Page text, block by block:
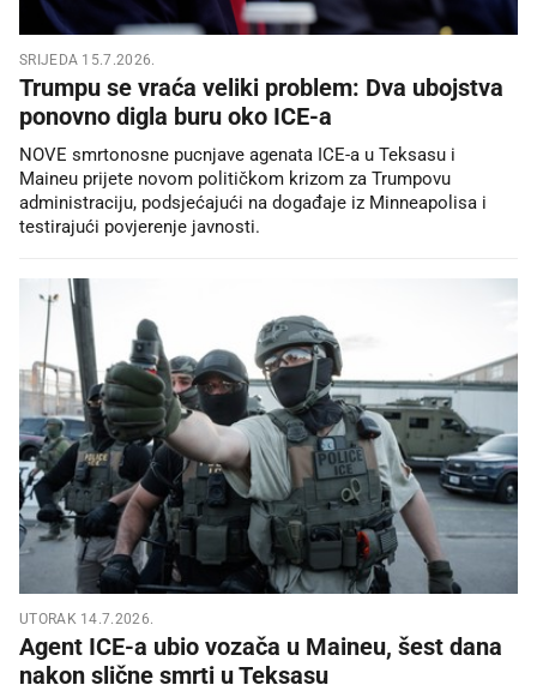
SRIJEDA 15.7.2026.
Trumpu se vraća veliki problem: Dva ubojstva
ponovno digla buru oko ICE-a
NOVE smrtonosne pucnjave agenata ICE-a u Teksasu i
Maineu prijete novom političkom krizom za Trumpovu
administraciju, podsjećajući na događaje iz Minneapolisa i
testirajući povjerenje javnosti.
UTORAK 14.7.2026.
Agent ICE-a ubio vozača u Maineu, šest dana
nakon slične smrti u Teksasu